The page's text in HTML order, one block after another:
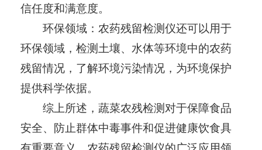
信任度和满意度。
环保领域：农药残留检测仪还可以用于
环保领域，检测土壤、水体等环境中的农药
残留情况，了解环境污染情况，为环境保护
提供科学依据。
综上所述，蔬菜农残检测对于保障食品
安全、防止群体中毒事件和促进健康饮食具